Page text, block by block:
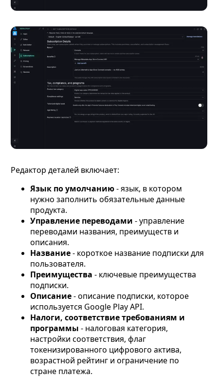
Редактор деталей включает:
Язык по умолчанию- язык, в котором
нужно заполнить обязательные данные
продукта.
Управление переводами - управление
переводами названия, преимуществ и
описания.
Название- короткое название подписки для
пользователя.
Преимущества - ключевые преимущества
подписки.
Описание- описание подписки, которое
используется Google Play API.
Налоги, соответствие требованиям и
программы - налоговая категория,
настройки соответствия, флаг
токенизированного цифрового актива,
возрастной рейтинг и ограничение по
стране платежа.